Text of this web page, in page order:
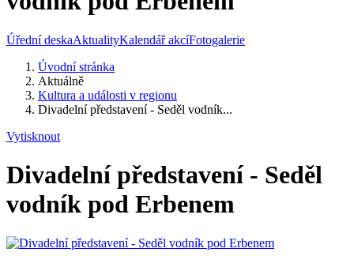
Úřední deskaAktualityKalendář akcíFotogalerie
Úvodní stránka
Aktuálně
Kultura a události v regionu
Divadelní představení - Seděl vodník...
Vytisknout
Divadelní představení - Seděl
vodník pod Erbenem